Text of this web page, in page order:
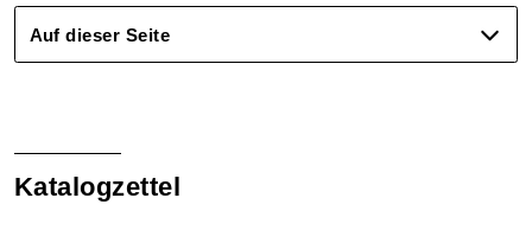
Auf dieser Seite
Katalogzettel